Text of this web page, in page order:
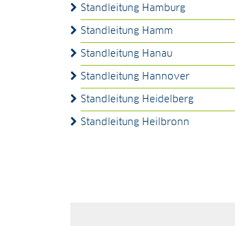
Standleitung Hamburg
Standleitung Hamm
Standleitung Hanau
Standleitung Hannover
Standleitung Heidelberg
Standleitung Heilbronn